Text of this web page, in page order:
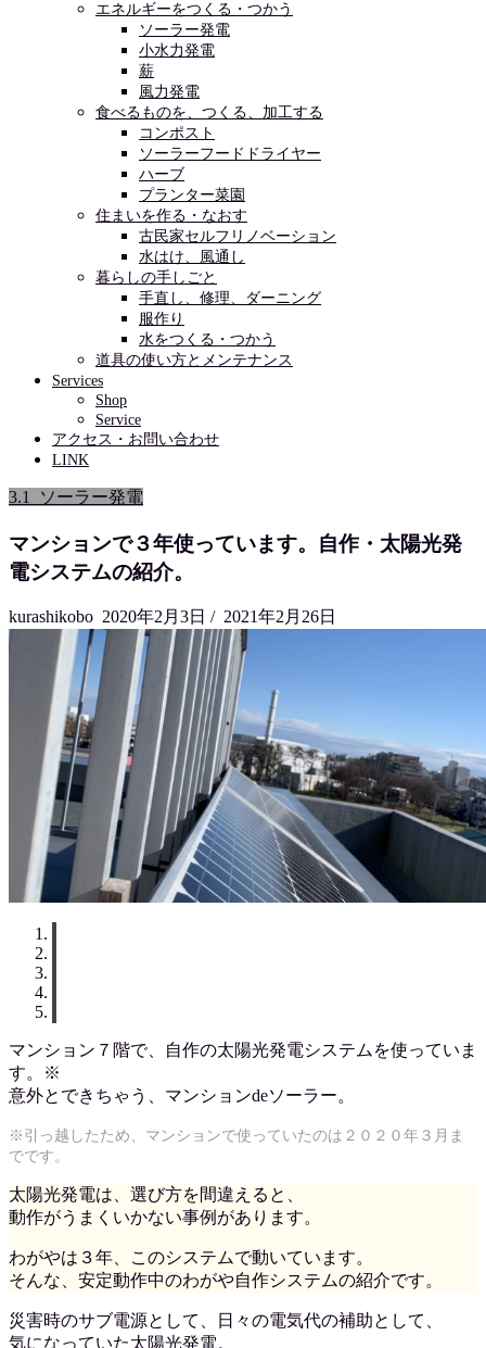
エネルギーをつくる・つかう
ソーラー発電
小水力発電
薪
風力発電
食べるものを、つくる、加工する
コンポスト
ソーラーフードドライヤー
ハーブ
プランター菜園
住まいを作る・なおす
古民家セルフリノベーション
水はけ、風通し
暮らしの手しごと
手直し、修理、ダーニング
服作り
水をつくる・つかう
道具の使い方とメンテナンス
Services
Shop
Service
アクセス・お問い合わせ
LINK
3.1_ソーラー発電
マンションで３年使っています。自作・太陽光発
電システムの紹介。
kurashikobo 2020年2月3日 / 2021年2月26日
マンション７階で、自作の太陽光発電システムを使っていま
す。※
意外とできちゃう、マンションdeソーラー。
※引っ越したため、マンションで使っていたのは２０２０年３月ま
でです。
太陽光発電は、選び方を間違えると、
動作がうまくいかない事例があります。
わがやは３年、このシステムで動いています。
そんな、安定動作中のわがや自作システムの紹介です。
災害時のサブ電源として、日々の電気代の補助として、
気になっていた太陽光発電。